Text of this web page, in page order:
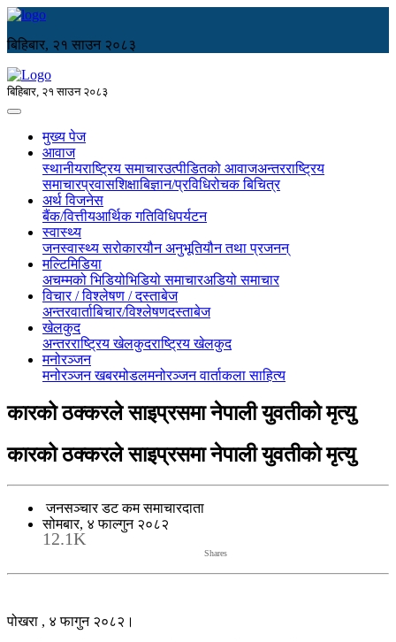
बिहिबार, २१ साउन २०८३
बिहिबार, २१ साउन २०८३
मुख्य पेज
आवाज
स्थानीयराष्ट्रिय समाचारउत्पीडितको आवाजअन्तरराष्ट्रिय
समाचारप्रवासशिक्षाबिज्ञान/प्रविधिरोचक बिचित्र
अर्थ विजनेस
बैंक/वित्तीयआर्थिक गतिविधिपर्यटन
स्वास्थ्य
जनस्वास्थ्य सरोकारयौन अनुभूतियौन तथा प्रजनन्
मल्टिमिडिया
अचम्मको भिडियोभिडियो समाचारअडियो समाचार
विचार / विश्लेषण / दस्ताबेज
अन्तरवार्ताबिचार/विश्लेषणदस्ताबेज
खेलकुद
अन्तरराष्ट्रिय खेलकुदराष्ट्रिय खेलकुद
मनोरञ्जन
मनोरञ्जन खबरमोडलमनोरञ्जन वार्ताकला साहित्य
कारको ठक्करले साइप्रसमा नेपाली युवतीको मृत्यु
कारको ठक्करले साइप्रसमा नेपाली युवतीको मृत्यु
जनसञ्चार डट कम समाचारदाता
सोमबार, ४ फाल्गुन २०८२
12.1K
Shares
पोखरा , ४ फागुन २०८२।